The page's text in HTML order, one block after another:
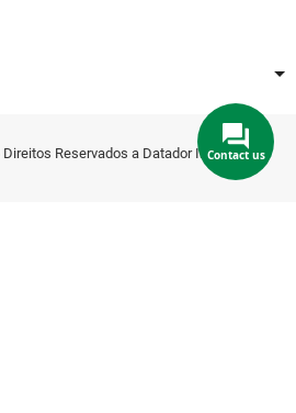
Reservados a Datador InkjetContact us